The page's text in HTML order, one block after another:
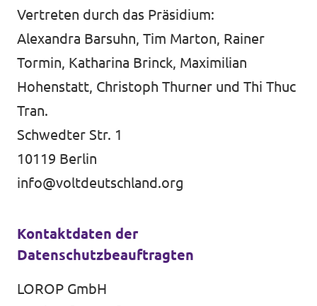
Unsere Events
Deine Spende für Volt!
Mache bei uns mit!
Pressemitteilungen
Leichte Sprache
Jobs bei Volt
Vertreten durch das Präsidium:
Alexandra Barsuhn, Tim Marton, Rainer
Tormin, Katharina Brinck, Maximilian
Hohenstatt, Christoph Thurner und Thi Thuc
Tran.
Schwedter Str. 1
10119 Berlin
info@voltdeutschland.org
Kontaktdaten der
Datenschutzbeauftragten
LOROP GmbH